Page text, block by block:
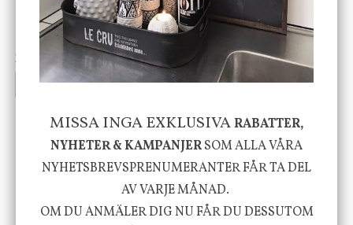
Cloudy kruka mini, vit
199 kr
INFO KÖP
Bordslampa Mushroom
vit, Utomhus
499 kr
INFO KÖP
-20%
MISSA INGA EXKLUSIVARABATTER,
NYHETER & KAMPANJERSOM ALLA VÅRA
NYHETSBREVSPRENUMERANTER FÅR TA DEL
AV VARJE MÅNAD.
OM DU ANMÄLER DIG NU FÅR DU DESSUTOM